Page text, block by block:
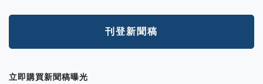
刊登新聞稿
立即購買新聞稿曝光